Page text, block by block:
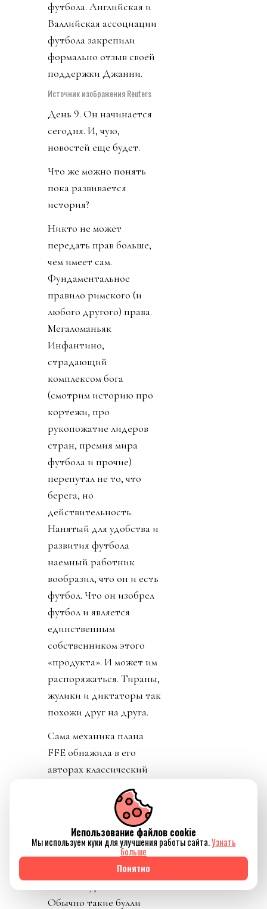
разговаривал с
Инфантино. Лишенный
благословения патрона,
скукожившийся до
размеров Волдеморта,
Джанни, скуля, начал
репостить копирующие
текст друг друга посты
федераций,
решение его,
Инфантино, отменить
план прихватизации.
Опять смотрим что
такое «газлайтинг», а
равно и рассматриваем
подборку стран: Катар,
ОАЭ, Бутан, Шри
Ланка, Марокко.
Федерация футбола
Конго пришла тоже
уточнить, где за
поддержку Инфантино
им выдадут их взятку и
поблагодарить лично
товарища Инфантино за
развитие конголезского
футбола. Английская и
Валлийская ассоциации
футбола закрепили
формально отзыв своей
поддержки Джанни.
Источник изображения Reuters
День 9. Он начинается
сегодня. И, чую,
новостей еще будет.
Что же можно понять
пока развивается
история?
чем имеет сам.
Фундаментальное
правило римского (и
любого другого) права.
Мегаломаньяк
страдающий
комплексом бога
Использование файлов cookie
Мы используем куки для улучшения работы сайта.Узнать
больше
Понятно